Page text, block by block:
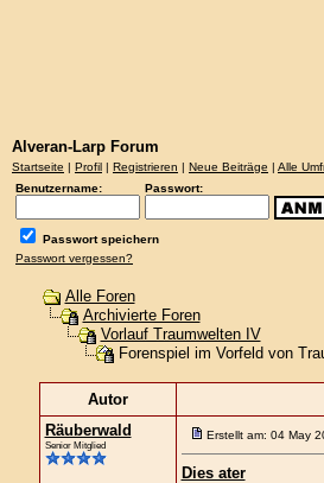
Alveran-Larp Forum
Startseite | Profil | Registrieren | Neue Beiträge | Alle
Benutzername:
Passwort:
Passwort speichern
Passwort vergessen?
Alle Foren
Archivierte Foren
Vorlauf Traumwelten IV
Forenspiel im Vorfeld von
Autor
Räuberwald
Senior Mitglied
Erstellt am: 04 May
Dies ater